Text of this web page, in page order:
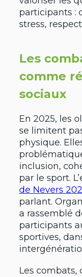
participants :
stress,
Les
comme
sociaux
En 2025, les
se limitent
physique.
inclusion,
par le sport.
de Nevers
parlant.
a rassemblé
participants
sportives,
Les combats,